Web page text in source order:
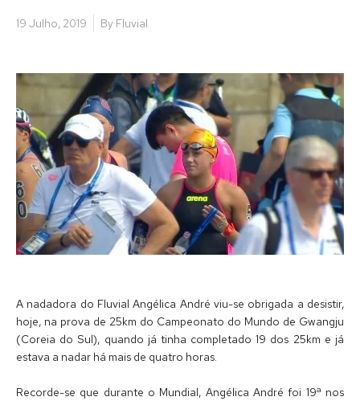
19 Julho, 2019 By Fluvial
A nadadora do Fluvial Angélica André viu-se obrigada a desistir,
hoje, na prova de 25km do Campeonato do Mundo de Gwangju
(Coreia do Sul), quando já tinha completado 19 dos 25km e já
estava a nadar há mais de quatro horas.
Recorde-se que durante o Mundial, Angélica André foi 19ª nos